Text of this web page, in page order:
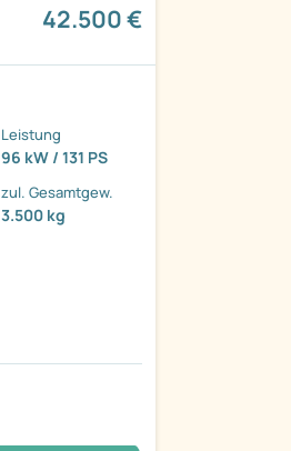
42.500 €
Leistung
96 kW / 131 PS
zul. Gesamtgew.
3.500 kg